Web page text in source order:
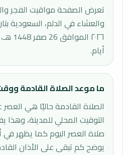
تعرض الصفحة مواقيت الفجر
أيام.
ما موعد الصلاة القادمة
التوقيت المحلي للمدينة،
صلاة العصر اليوم كما يظهر
يوضح كم تبقى على الأذان